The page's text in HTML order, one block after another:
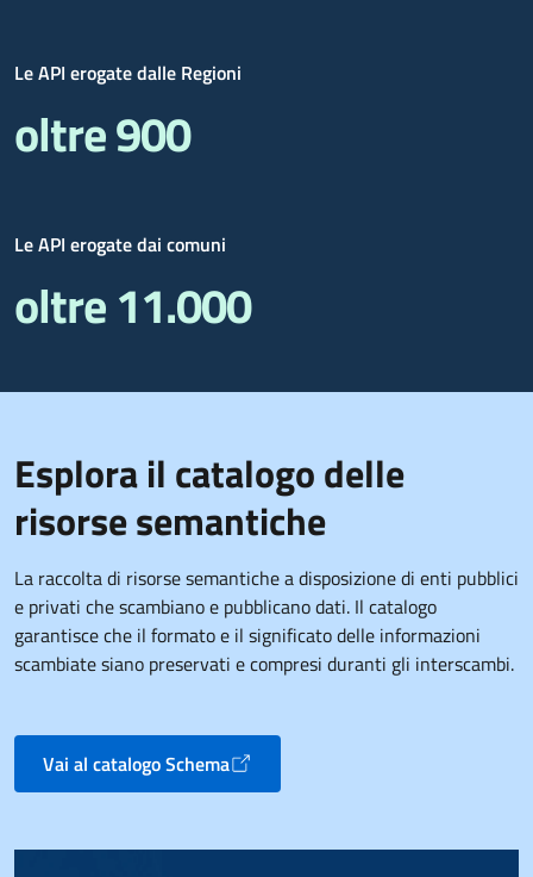
Le API erogate dalle Regioni
oltre 900
Le API erogate dai comuni
oltre 11.000
Esplora il catalogo delle
risorse semantiche
La raccolta di risorse semantiche a disposizione di enti pubblici
e privati che scambiano e pubblicano dati. Il catalogo
garantisce che il formato e il significato delle informazioni
scambiate siano preservati e compresi duranti gli interscambi.
Vai al catalogo Schema
Apre in un nuovo tab